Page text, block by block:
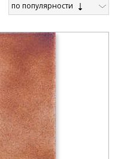
по популярности